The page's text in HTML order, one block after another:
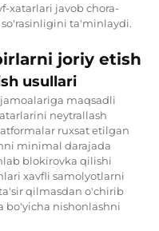
xatarlari javob chora-
ta'minlaydi.
joriy etish
usullari
maqsadli
neytrallash
ruxsat etilgan
minimal darajada
blokirovka qilishi
xavfli samolyotlarni
qilmasdan o'chirib
bo'yicha nishonlashni